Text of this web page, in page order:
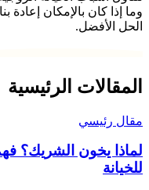
وما إذا كان بالإمكان إعادة
الحل الأفضل.
المقالات الرئيسية
مقال رئيسي
لماذا يخون الشريك؟
للخيانة